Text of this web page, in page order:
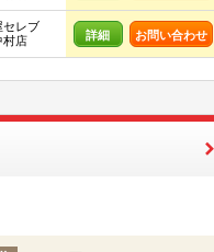
セレブ
村店
詳細 お問い合わせ